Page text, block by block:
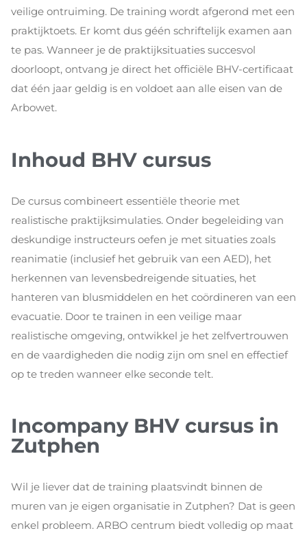
veilige ontruiming. De training wordt afgerond met een
praktijktoets. Er komt dus géén schriftelijk examen aan
te pas. Wanneer je de praktijksituaties succesvol
doorloopt, ontvang je direct het officiële BHV-certificaat
dat één jaar geldig is en voldoet aan alle eisen van de
Arbowet.
Inhoud BHV cursus
De cursus combineert essentiële theorie met
realistische praktijksimulaties. Onder begeleiding van
deskundige instructeurs oefen je met situaties zoals
reanimatie (inclusief het gebruik van een AED), het
herkennen van levensbedreigende situaties, het
hanteren van blusmiddelen en het coördineren van een
evacuatie. Door te trainen in een veilige maar
realistische omgeving, ontwikkel je het zelfvertrouwen
en de vaardigheden die nodig zijn om snel en effectief
op te treden wanneer elke seconde telt.
Incompany BHV cursus in
Zutphen
Wil je liever dat de training plaatsvindt binnen de
muren van je eigen organisatie in Zutphen? Dat is geen
enkel probleem. ARBO centrum biedt volledig op maat